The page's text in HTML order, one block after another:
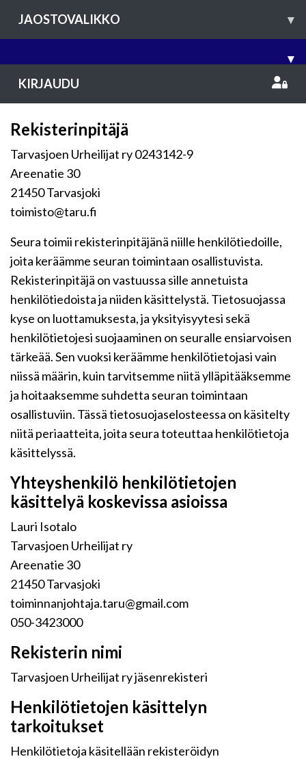
JAOSTOVALIKKO ▾
▾
KIRJAUDU
Rekisterinpitäjä
Tarvasjoen Urheilijat ry 0243142-9
Areenatie 30
21450 Tarvasjoki
toimisto@taru.fi
Seura toimii rekisterinpitäjänä niille henkilötiedoille,
joita keräämme seuran toimintaan osallistuvista.
Rekisterinpitäjä on vastuussa sille annetuista
henkilötiedoista ja niiden käsittelystä. Tietosuojassa
kyse on luottamuksesta, ja yksityisyytesi sekä
henkilötietojesi suojaaminen on seuralle ensiarvoisen
tärkeää. Sen vuoksi keräämme henkilötietojasi vain
niissä määrin, kuin tarvitsemme niitä ylläpitääksemme
ja hoitaaksemme suhdetta seuran toimintaan
osallistuviin. Tässä tietosuojaselosteessa on käsitelty
niitä periaatteita, joita seura toteuttaa henkilötietoja
käsittelyssä.
Yhteyshenkilö henkilötietojen
käsittelyä koskevissa asioissa
Lauri Isotalo
Tarvasjoen Urheilijat ry
Areenatie 30
21450 Tarvasjoki
toiminnanjohtaja.taru@gmail.com
050-3423000
Rekisterin nimi
Tarvasjoen Urheilijat ry jäsenrekisteri
Henkilötietojen käsittelyn
tarkoitukset
Henkilötietoja käsitellään rekisteröidyn